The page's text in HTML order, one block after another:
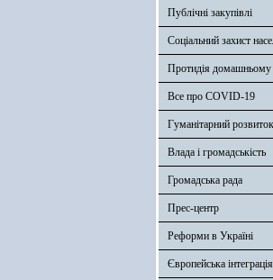
Публічні закупівлі
Соціальний захист
Протидія домашньому
Все про COVID-19
Гуманітарний
Влада і громадськість
Громадська рада
Прес-центр
Реформи в Україні
Європейська інтеграція